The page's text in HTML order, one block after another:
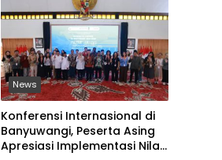
News
Konferensi Internasional di
Banyuwangi, Peserta Asing
Apresiasi Implementasi Nilai-